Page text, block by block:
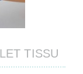
TISSU